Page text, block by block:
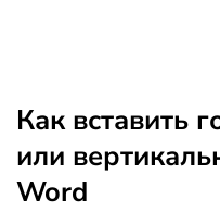
Как вставить
или
Word